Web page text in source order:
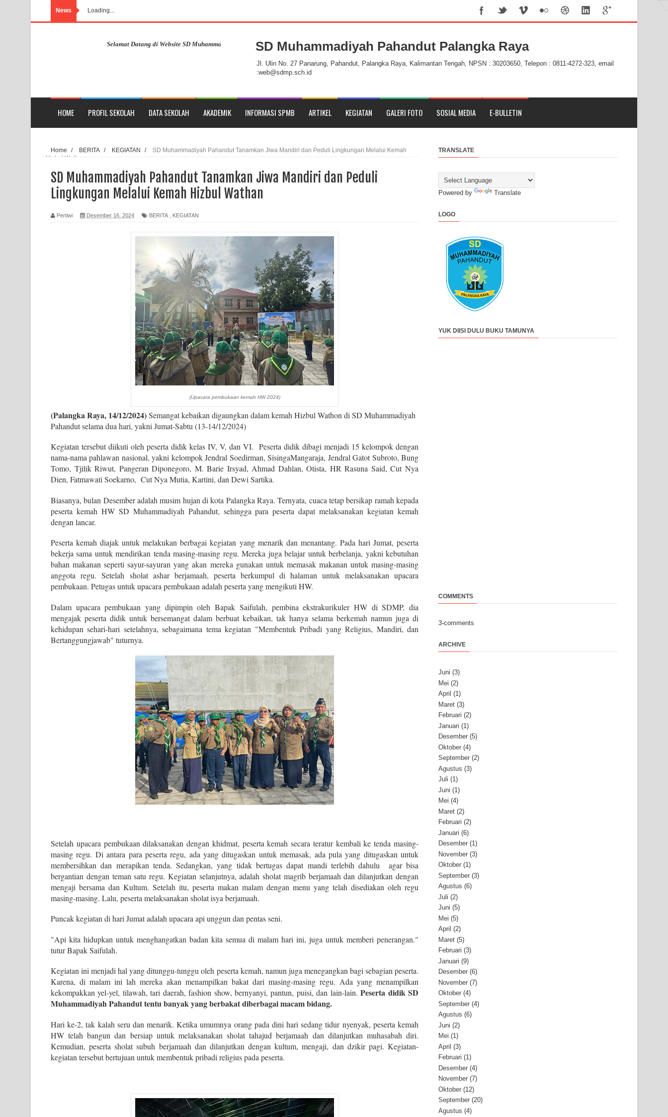
News Loading...
Selamat Datang di Website SD Muhammadiyah Pahandut Palangka RayaSD Muhammadiyah Pahandut Palangka Raya
Jl. Ulin No. 27 Panarung, Pahandut, Palangka Raya, Kalimantan Tengah, NPSN : 30203650, Telepon : 0811-4272-323, email
:web@sdmp.sch.id
HOME PROFIL SEKOLAH DATA SEKOLAH AKADEMIK INFORMASI SPMB ARTIKEL KEGIATAN GALERI FOTO SOSIAL MEDIA E-BULLETIN
Home / BERITA / KEGIATAN /
SD Muhammadiyah Pahandut Tanamkan Jiwa Mandiri dan Peduli Lingkungan Melalui Kemah
Hizbul Wathan
SD Muhammadiyah Pahandut Tanamkan Jiwa Mandiri dan Peduli
Lingkungan Melalui Kemah Hizbul Wathan
Pertiwi Desember 16, 2024 BERITA KEGIATAN
(Upacara pembukaan kemah HW 2024)
(Palangka Raya, 14/12/2024)Semangat kebaikan digaungkan dalam kemah Hizbul Wathon di SD Muhammadiyah
Pahandut selama dua hari, yakni Jumat-Sabtu (13-14/12/2024)
Kegiatan tersebut diikuti oleh peserta didik kelas IV, V, dan VI. Peserta didik dibagi menjadi 15 kelompok dengan
nama-nama pahlawan nasional, yakni kelompok Jendral Soedirman, SisingaMangaraja, Jendral Gatot Subroto, Bung
Tomo, Tjilik Riwut, Pangeran Diponegoro, M. Barie Irsyad, Ahmad Dahlan, Otista, HR Rasuna Said, Cut Nya
Dien, Fatmawati Soekarno, Cut Nya Mutia, Kartini, dan Dewi Sartika.
Biasanya, bulan Desember adalah musim hujan di kota Palangka Raya. Ternyata, cuaca tetap bersikap ramah kepada
peserta kemah HW SD Muhammadiyah Pahandut, sehingga para peserta dapat melaksanakan kegiatan kemah
dengan lancar.
Peserta kemah diajak untuk melakukan berbagai kegiatan yang menarik dan menantang. Pada hari Jumat, peserta
bekerja sama untuk mendirikan tenda masing-masing regu. Mereka juga belajar untuk berbelanja, yakni kebutuhan
bahan makanan seperti sayur-sayuran yang akan mereka gunakan untuk memasak makanan untuk masing-masing
anggota regu. Setelah sholat ashar berjamaah, peserta berkumpul di halaman untuk melaksanakan upacara
pembukaan. Petugas untuk upacara pembukaan adalah peserta yang mengikuti HW.
Dalam upacara pembukaan yang dipimpin oleh Bapak Saifulah, pembina ekstrakurikuler HW di SDMP, dia
mengajak peserta didik untuk bersemangat dalam berbuat kebaikan, tak hanya selama berkemah namun juga di
kehidupan sehari-hari setelahnya, sebagaimana tema kegiatan "Membentuk Pribadi yang Religius, Mandiri, dan
Bertanggungjawab" tuturnya.
Setelah upacara pembukaan dilaksanakan dengan khidmat, peserta kemah secara teratur kembali ke tenda masing-
masing regu. Di antara para peserta regu, ada yang ditugaskan untuk memasak, ada pula yang ditugaskan untuk
membersihkan dan merapikan tenda. Sedangkan, yang tidak bertugas dapat mandi terlebih dahulu agar bisa
bergantian dengan teman satu regu. Kegiatan selanjutnya, adalah sholat magrib berjamaah dan dilanjutkan dengan
mengaji bersama dan Kultum. Setelah itu, peserta makan malam dengan menu yang telah disediakan oleh regu
masing-masing. Lalu, peserta melaksanakan sholat isya berjamaah.
Puncak kegiatan di hari Jumat adalah upacara api unggun dan pentas seni.
"Api kita hidupkan untuk menghangatkan badan kita semua di malam hari ini, juga untuk memberi penerangan."
tutur Bapak Saifulah.
Kegiatan ini menjadi hal yang ditunggu-tunggu oleh peserta kemah, namun juga menegangkan bagi sebagian peserta.
Karena, di malam ini lah mereka akan menampilkan bakat dari masing-masing regu. Ada yang menampilkan
kekompakkan yel-yel, tilawah, tari daerah, fashion show, bernyanyi, pantun, puisi, dan lain-lain.Peserta didik SD
Muhammadiyah Pahandut tentu banyak yang berbakat diberbagai macam bidang.
Hari ke-2, tak kalah seru dan menarik. Ketika umumnya orang pada dini hari sedang tidur nyenyak, peserta kemah
HW telah bangun dan bersiap untuk melaksanakan sholat tahajud berjamaah dan dilanjutkan muhasabah diri.
Kemudian, peserta sholat subuh berjamaah dan dilanjutkan dengan kultum, mengaji, dan dzikir pagi. Kegiatan-
kegiatan tersebut bertujuan untuk membentuk pribadi religius pada peserta.
TRANSLATE
Powered by Translate
LOGO
YUK DIISI DULU BUKU TAMUNYA
COMMENTS
3-comments
ARCHIVE
Juni (3)
Mei (2)
April (1)
Maret (3)
Februari (2)
Januari (1)
Desember (5)
Oktober (4)
September (2)
Agustus (3)
Juli (1)
Juni (1)
Mei (4)
Maret (2)
Februari (2)
Januari (6)
Desember (1)
November (3)
Oktober (1)
September (3)
Agustus (6)
Juli (2)
Juni (5)
Mei (5)
April (2)
Maret (5)
Februari (3)
Januari (9)
Desember (6)
November (7)
Oktober (4)
September (4)
Agustus (6)
Juni (2)
Mei (1)
April (3)
Februari (1)
Desember (4)
November (7)
Oktober (12)
September (20)
Agustus (4)